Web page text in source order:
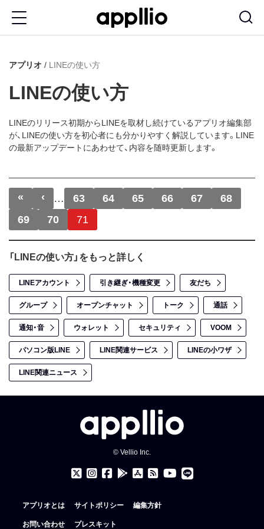
ツ
移
アプリオ LINEの使い方
LINEの使い方
LINEのリリース初期からLINEを取材し続けているアプリオ編集部
が、LINEの使い方を初心者にも分かりやすく解説しています。LINE
の最新アップデートにあわせて、内容を随時更新します。
ページ送り
« 先頭ページ
‹ 前ページ
… 63 64 65 66 67
68
69
70 71
「LINEの使い方」をもっと詳しく
LINEアカウント 引き継ぎ・機種変更 友だち
グループ オープンチャット トーク 通話
通知・音 ウォレット セキュリティ VOOM
パソコン版LINE LINE関連サービス LINEの小ワザ
LINE関連ニュース
© Vellio Inc.
アプリオとは サイトポリシー 編集方針
お問い合わせ プレスキット